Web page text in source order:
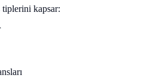
tiplerini kapsar: